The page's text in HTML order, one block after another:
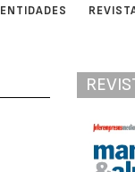
ENTIDADES